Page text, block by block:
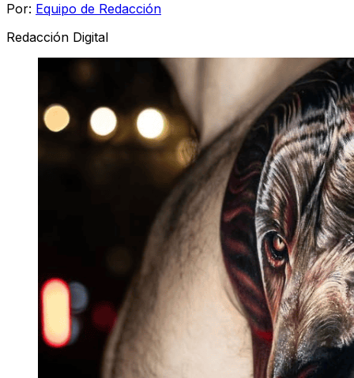
Por: Equipo de Redacción
Redacción Digital